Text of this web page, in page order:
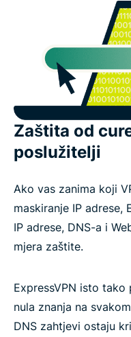
Zaštita od
poslužitelji
Ako vas zanima koji
maskiranje IP adrese,
IP adrese, DNS-a i
mjera zaštite.
ExpressVPN isto
nula znanja na
DNS zahtjevi ostaju